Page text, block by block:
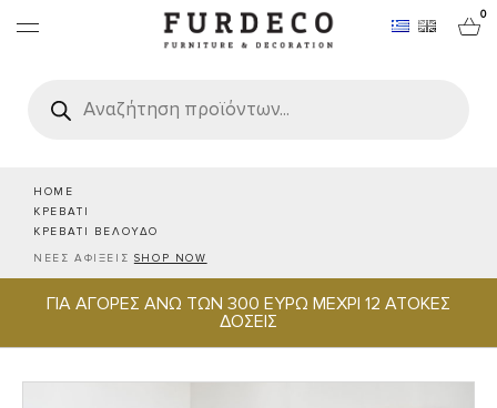
0
search
HOME
ΚΡΕΒΑΤΙ
ΚΡΕΒΑΤΙ ΒΕΛΟΥΔΟ
ΝΕΕΣ ΑΦΙΞΕΙΣ SHOP NOW
ΓΙΑ ΑΓΟΡΕΣ ΑΝΩ ΤΩΝ 300 ΕΥΡΩ ΜΕΧΡΙ 12 ΑΤΟΚΕΣ
ΔΟΣΕΙΣ
ΕΠΙΠΛΑ
ΧΑΛΙΑ
ΕΙΔΗ ΣΕΡΒΙΡΙΣΜΑΤΟΣ & ΦΙΛΟΞΕΝΙΑΣ